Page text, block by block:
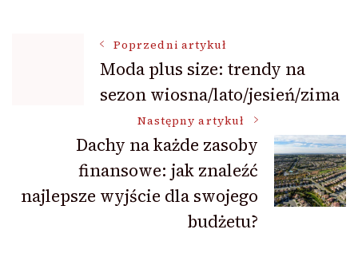
Nawigacja
wpisu
Poprzedni artykuł
Moda plus size: trendy na
sezon wiosna/lato/jesień/zima
Następny artykuł
Dachy na każde zasoby
finansowe: jak znaleźć
najlepsze wyjście dla swojego
budżetu?